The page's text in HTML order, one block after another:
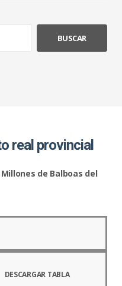
real provincial
Millones de Balboas del